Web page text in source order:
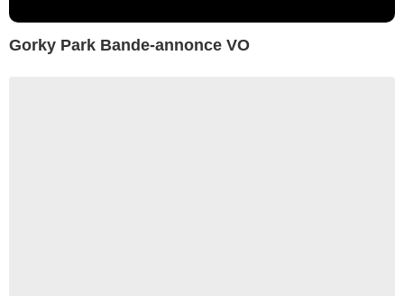
Gorky Park Bande-annonce VO